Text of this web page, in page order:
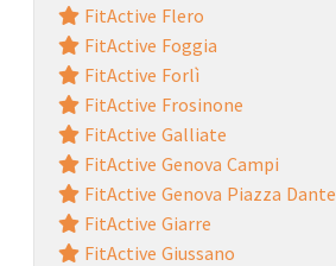
FitActive Flero
FitActive Foggia
FitActive Forlì
FitActive Frosinone
FitActive Galliate
FitActive Genova Campi
FitActive Genova Piazza Dante
FitActive Giarre
FitActive Giussano